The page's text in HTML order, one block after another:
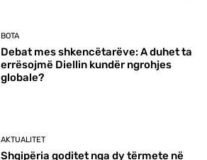
BOTA
Debat mes shkencëtarëve: A duhet ta
errësojmë Diellin kundër ngrohjes
globale?
AKTUALITET
Shqipëria goditet nga dy tërmete në